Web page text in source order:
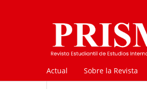
Actual Sobre la Revista